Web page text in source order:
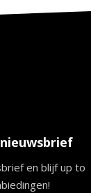
en blijf up to